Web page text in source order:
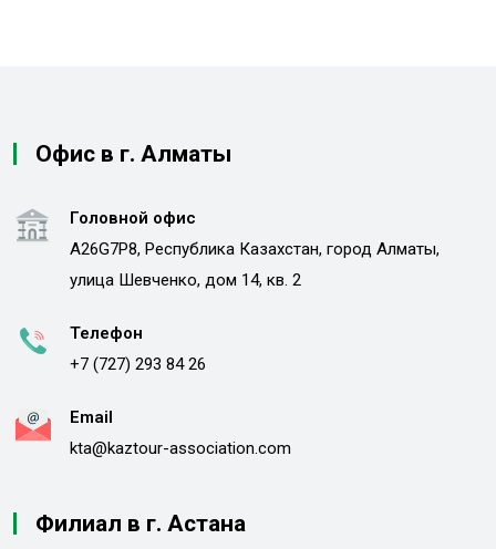
Офис в г. Алматы
Головной офис
A26G7P8, Республика Казахстан, город Алматы,
улица Шевченко, дом 14, кв. 2
Телефон
+7 (727) 293 84 26
Email
kta@kaztour-association.com
Филиал в г. Астана